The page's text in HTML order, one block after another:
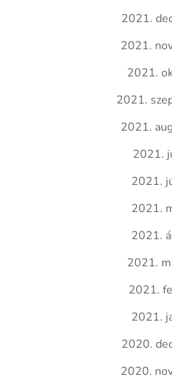
2021.
2021.
2021.
2021.
2021.
2021.
2021.
2021.
2021.
2021.
2021.
2021.
2020.
2020.